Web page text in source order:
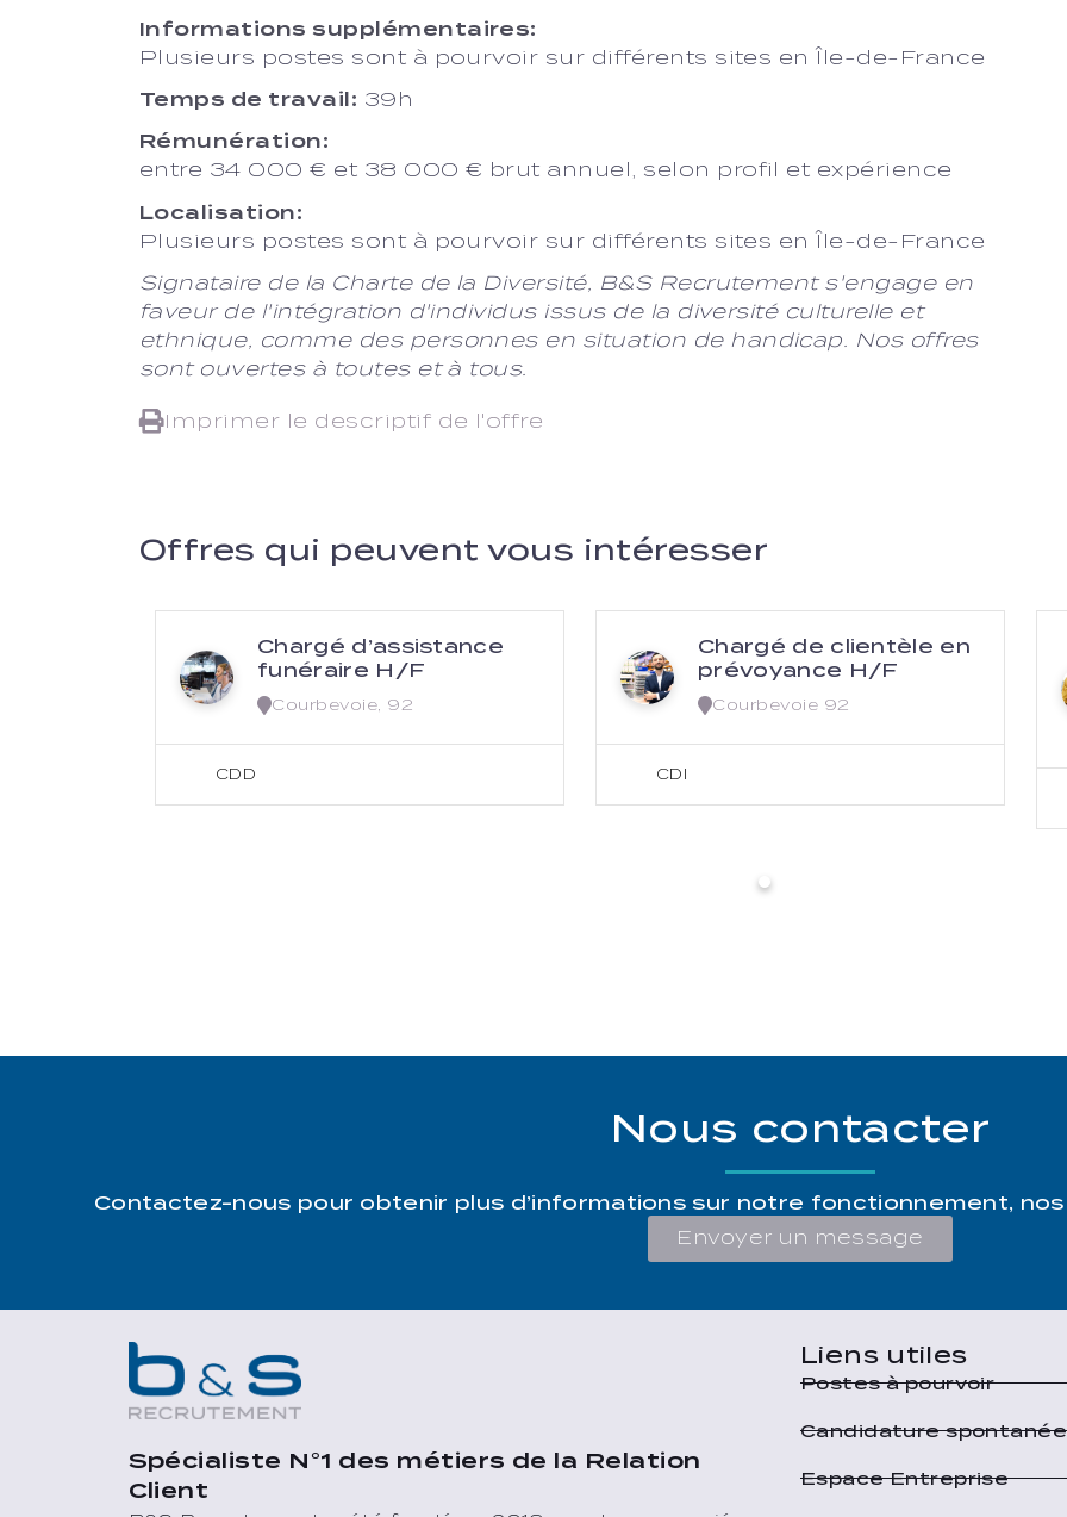
Informations supplémentaires:
Plusieurs postes sont à pourvoir sur différents sites en Île-de-France
Temps de travail: 39h
Rémunération:
entre 34 000 € et 38 000 € brut annuel, selon profil et expérience
Localisation:
Plusieurs postes sont à pourvoir sur différents sites en Île-de-France
Signataire de la Charte de la Diversité, B&S Recrutement s'engage en
faveur de l'intégration d'individus issus de la diversité culturelle et
ethnique, comme des personnes en situation de handicap. Nos offres
sont ouvertes à toutes et à tous.
Imprimer le descriptif de l'offre
Offres qui peuvent vous intéresser
Chargé d’assistance
funéraire H/F
Courbevoie, 92
CDD
Chargé de clientèle en
prévoyance H/F
Courbevoie 92
CDI
Nous contacter
Contactez-nous pour obtenir plus d’informations sur notre fonctionnement,
Envoyer un message
Spécialiste N°1 des métiers de la Relation
Client
Liens utiles
Postes à pourvoir
Candidature spontanée
Espace Entreprise